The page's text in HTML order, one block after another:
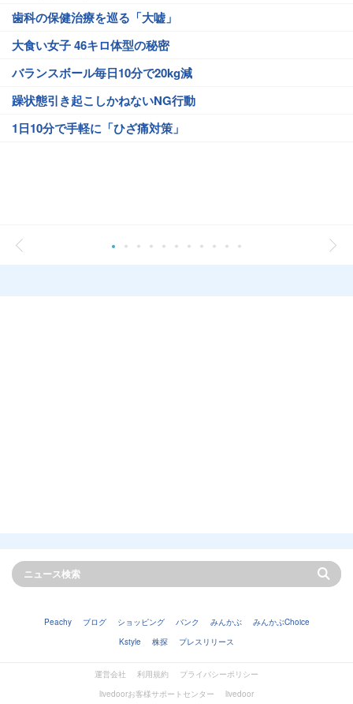
歯科の保健治療を巡る「大嘘」
大食い女子 46キロ体型の秘密
バランスボール毎日10分で20kg減
躁状態引き起こしかねないNG行動
1日10分で手軽に「ひざ痛対策」
Peachy ブログ ショッピング バンク みんかぶ
みんかぶChoice
Kstyle
株探 プレスリリース
運営会社 利用規約
プライバシーポリシー
livedoorお客様サポートセンター
livedoor